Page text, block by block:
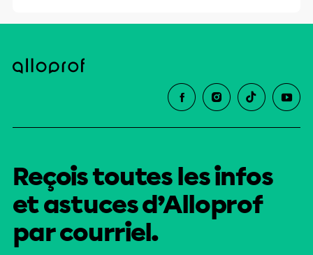
Reçois toutes les infos
et astuces d’Alloprof
par courriel.